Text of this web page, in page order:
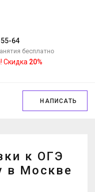
64
бесплатно
Скидка 20%
НАПИСАТЬ
к ОГЭ
в Москве